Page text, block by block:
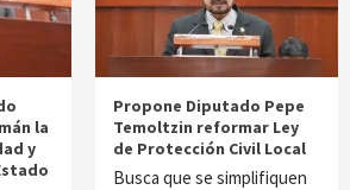
la
y
Propone Diputado Pepe
Temoltzin reformar Ley
de Protección Civil Local
Busca que se simplifiquen